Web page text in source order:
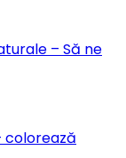
– Să ne
colorează